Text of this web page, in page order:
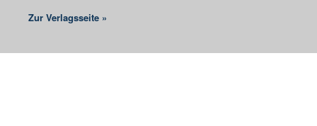
Zur Verlagsseite »